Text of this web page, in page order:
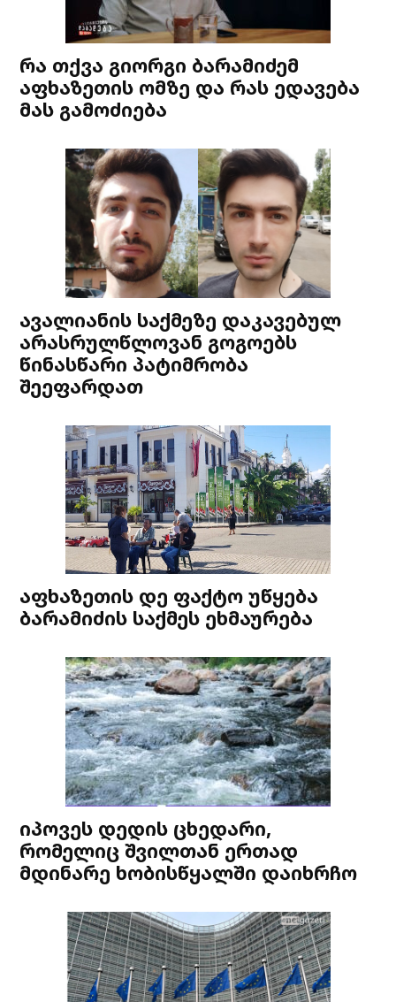
რა თქვა გიორგი ბარამიძემ
აფხაზეთის ომზე და რას ედავება
მას გამოძიება
ავალიანის საქმეზე დაკავებულ
არასრულწლოვან გოგოებს
წინასწარი პატიმრობა
შეეფარდათ
აფხაზეთის დე ფაქტო უწყება
ბარამიძის საქმეს ეხმაურება
იპოვეს დედის ცხედარი,
რომელიც შვილთან ერთად
მდინარე ხობისწყალში დაიხრჩო